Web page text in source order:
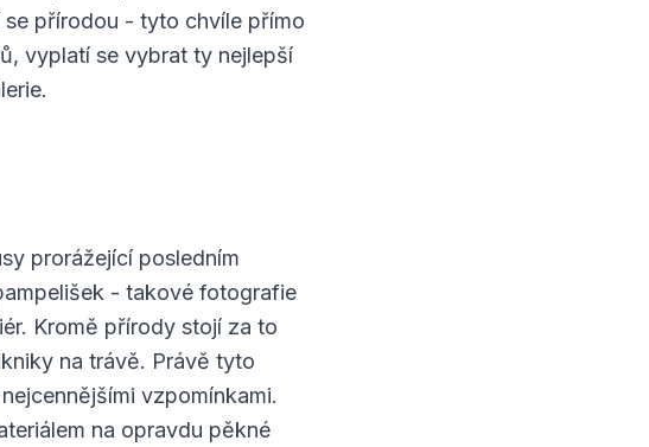
přírodou - tyto chvíle přímo
vyplatí se vybrat ty nejlepší
prorážející posledním
- takové fotografie
Kromě přírody stojí za to
na trávě. Právě tyto
vzpomínkami.
na opravdu pěkné